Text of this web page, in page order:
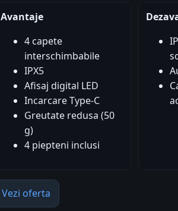
Avantaje
4 capete
interschimbabile
IPX5
Afisaj digital LED
Incarcare Type-C
Greutate redusa (50
g)
4 piepteni inclusi
Vezi oferta